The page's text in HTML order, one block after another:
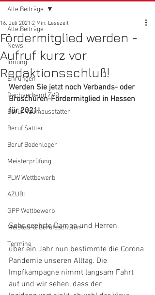
Alle Beiträge
News
Innung
Ehrungen
Dachverband ZVR
Beruf Raumausstatter
Beruf Sattler
Beruf Bodenleger
Meisterprüfung
PLW Wettbewerb
AZUBI
GPP Wettbewerb
Meister- & Berufsschulen
Termine
Alle Beiträge
Fördermitglied werden -
Aufruf kurz vor
Redaktionsschluß!
16. Juli 2021 2 Min. Lesezeit
Werden Sie jetzt noch Verbands- oder
Broschüren-Fördermitglied in Hessen
für 2021!
Sehr geehrte Damen und Herren,
über ein Jahr nun bestimmte die Corona
Pandemie unseren Alltag. Die
Impfkampagne nimmt langsam Fahrt
auf und wir sehen, dass der